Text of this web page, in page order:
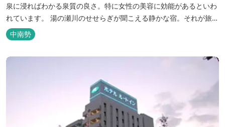
泉に浸ればわかる泉質の良さ。特に女性の美容に効能があるといわ
れています。 湯の瀬川のせせらぎが聞こえる静かな宿。それが旅
館 清少納言です。柔らかく滑らかな安らぎの湯や旬の味、心のこ
もったおもてなしを心掛けております。 日頃の喧騒から離れ、平安
中南勢